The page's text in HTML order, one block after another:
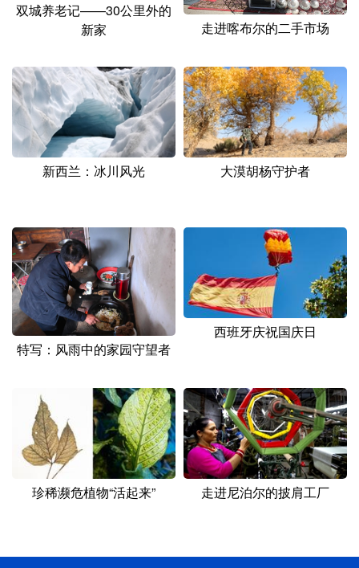
English Español Français عربى
Русский язык 日本語 한국어
Deutsch Português
双城养老记——30公里外的
新家
走进喀布尔的二手市场
新西兰：冰川风光 大漠胡杨守护者
特写：风雨中的家园守望者
西班牙庆祝国庆日
珍稀濒危植物“活起来” 走进尼泊尔的披肩工厂